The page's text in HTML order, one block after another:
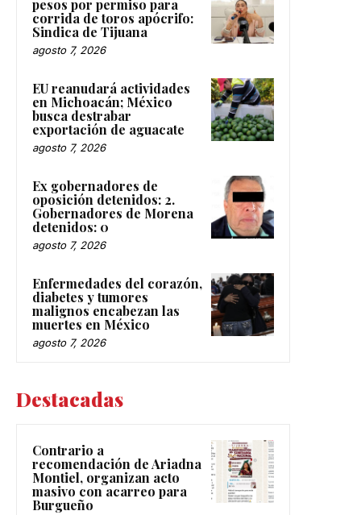
pesos por permiso para
corrida de toros apócrifo:
Sindica de Tijuana
agosto 7, 2026
EU reanudará actividades
en Michoacán; México
busca destrabar
exportación de aguacate
agosto 7, 2026
Ex gobernadores de
oposición detenidos: 2.
Gobernadores de Morena
detenidos: 0
agosto 7, 2026
Enfermedades del corazón,
diabetes y tumores
malignos encabezan las
muertes en México
agosto 7, 2026
Destacadas
Contrario a
recomendación de Ariadna
Montiel, organizan acto
masivo con acarreo para
Burgueño